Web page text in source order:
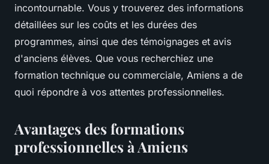
incontournable. Vous y trouverez des informations
détaillées sur les coûts et les durées des
programmes, ainsi que des témoignages et avis
d'anciens élèves. Que vous recherchiez une
formation technique ou commerciale, Amiens a de
quoi répondre à vos attentes professionnelles.
Avantages des formations
professionnelles à Amiens